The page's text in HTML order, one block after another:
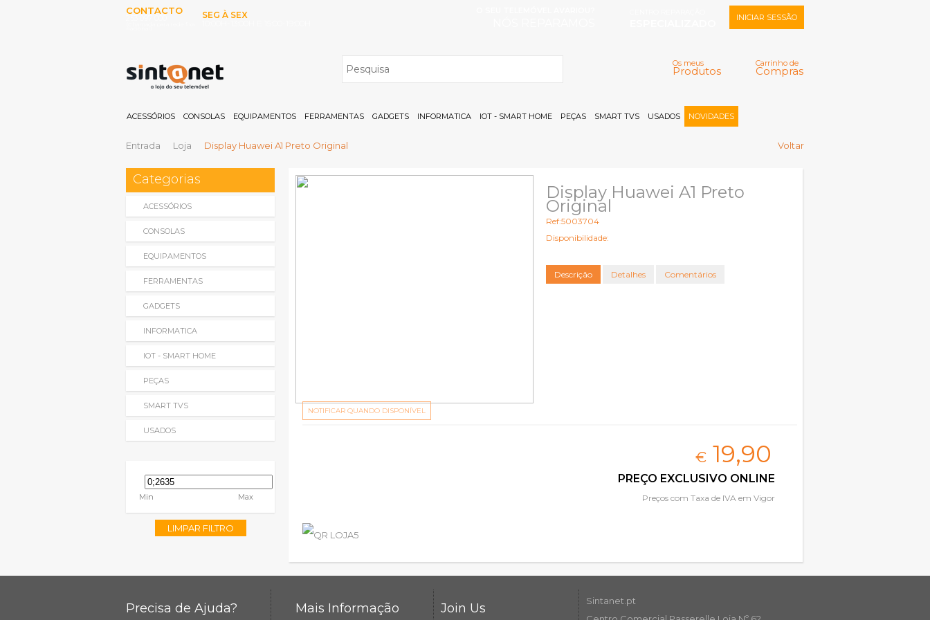
CONTACTO
SEG À SEX
Carrinho de
Compras
Os meus
Produtos
INICIAR SESSÃO
Memorizar
Registar |
ACESSÓRIOS CONSOLAS EQUIPAMENTOS FERRAMENTAS GADGETS INFORMATICA IOT - SMART HOME PEÇAS SMART TVS USADOS NOVIDADES
Entrada Loja Display Huawei A1 Preto Original Voltar
Categorias
ACESSÓRIOS
CONSOLAS
EQUIPAMENTOS
FERRAMENTAS
GADGETS
INFORMATICA
IOT - SMART HOME
PEÇAS
SMART TVS
USADOS
Min Max
LIMPAR FILTRO
Display Huawei A1 Preto
Original
Ref:5003704
Disponibilidade:
Descrição Detalhes Comentários
NOTIFICAR QUANDO DISPONÍVEL
€ 19,90
PREÇO EXCLUSIVO ONLINE
Preços com Taxa de IVA em Vigor
Precisa de Ajuda? Mais Informação Join Us
Sintanet.pt